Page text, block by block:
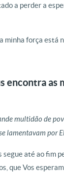
a perder a
minha força está
encontra as
multidão de
lamentavam por
segue até ao fim
que Vos